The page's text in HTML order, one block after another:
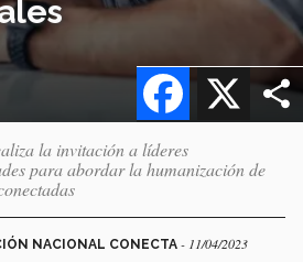
X
Facebook
la invitación a líderes
para abordar la humanización de
NACIONAL CONECTA - 11/04/2023